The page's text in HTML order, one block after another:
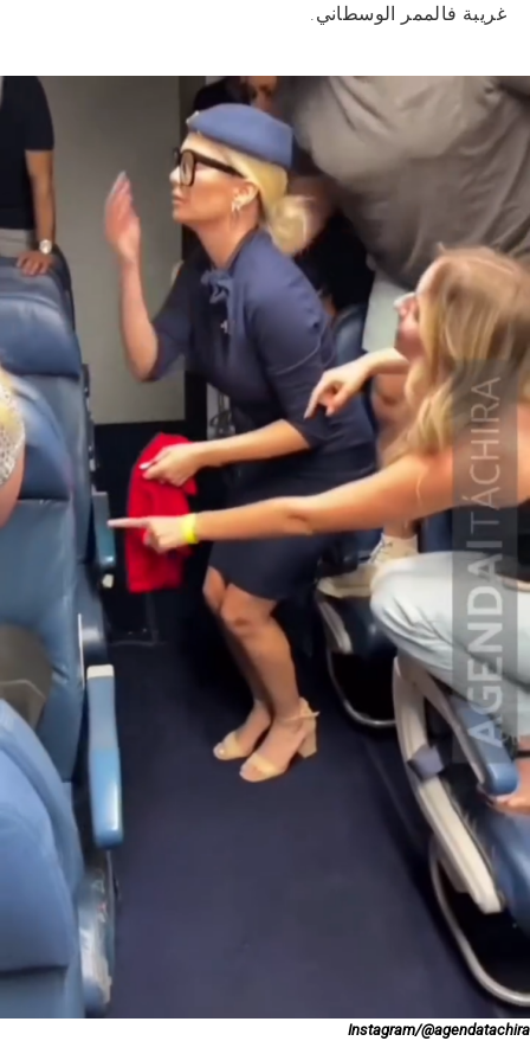
غريبة فالممر الوسطاني.
Instagram/@agendatachira